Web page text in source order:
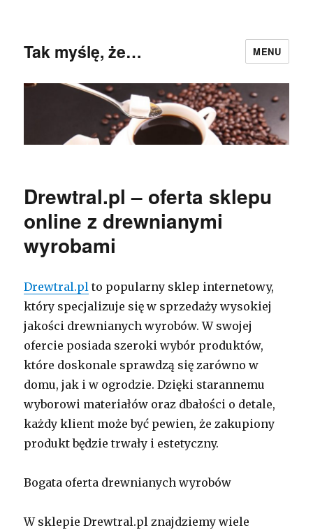
Tak myślę, że… MENU
Drewtral.pl – oferta sklepu
online z drewnianymi
wyrobami
Drewtral.pl to popularny sklep internetowy,
który specjalizuje się w sprzedaży wysokiej
jakości drewnianych wyrobów. W swojej
ofercie posiada szeroki wybór produktów,
które doskonale sprawdzą się zarówno w
domu, jak i w ogrodzie. Dzięki starannemu
wyborowi materiałów oraz dbałości o detale,
każdy klient może być pewien, że zakupiony
produkt będzie trwały i estetyczny.
Bogata oferta drewnianych wyrobów
W sklepie Drewtral.pl znajdziemy wiele